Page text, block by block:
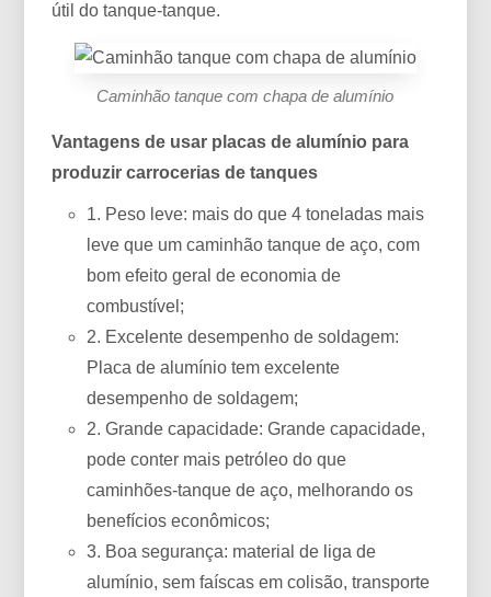
útil do tanque-tanque.
Caminhão tanque com chapa de alumínio
Vantagens de usar placas de alumínio para
produzir carrocerias de tanques
1. Peso leve: mais do que 4 toneladas mais
leve que um caminhão tanque de aço, com
bom efeito geral de economia de
combustível;
2. Excelente desempenho de soldagem:
Placa de alumínio tem excelente
desempenho de soldagem;
2. Grande capacidade: Grande capacidade,
pode conter mais petróleo do que
caminhões-tanque de aço, melhorando os
benefícios econômicos;
3. Boa segurança: material de liga de
alumínio, sem faíscas em colisão, transporte